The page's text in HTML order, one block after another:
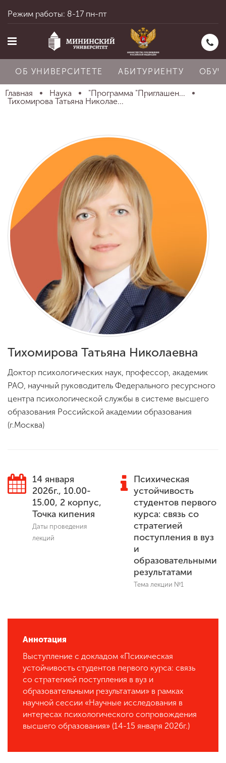
Об университете
Абитуриенту
Обучение
Наука
Международная
деятельность
деятельности
Студенческая жизнь
Сведения об
ENG SPN
Приемная
Режим работы: 8-17 пн-пт
ОБ УНИВЕРСИТЕТЕ АБИТУРИЕНТУ
Главная Наука
"Программа "Приглашен...
Тихомирова Татьяна Николае...
Тихомирова Татьяна Николаевна
Доктор психологических наук, профессор, академик
РАО, научный руководитель Федерального ресурсного
центра психологической службы в системе высшего
образования Российской академии образования
(г.Москва)
14 января
2026г., 10.00-
15.00, 2 корпус,
Точка кипения
Даты проведения
лекций
Психическая
устойчивость
студентов первого
курса: связь со
стратегией
поступления в вуз
и
образовательными
результатами
Тема лекции №1
Аннотация
Выступление с докладом «Психическая
устойчивость студентов первого курса: связь
со стратегией поступления в вуз и
образовательными результатами» в рамках
научной сессии «Научные исследования в
интересах психологического сопровождения
высшего образования» (14-15 января 2026г.)